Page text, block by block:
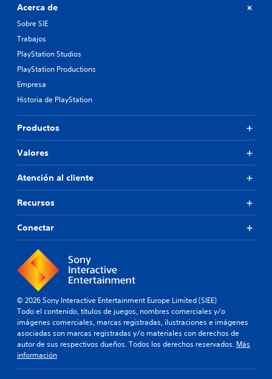
Acerca de
Sobre SIE
Trabajos
PlayStation Studios
PlayStation Productions
Empresa
Historia de PlayStation
Productos
Valores
Atención al cliente
Recursos
Conectar
© 2026 Sony Interactive Entertainment Europe Limited (SIEE)
Todo el contenido, títulos de juegos, nombres comerciales y/o
imágenes comerciales, marcas registradas, ilustraciones e imágenes
asociadas son marcas registradas y/o materiales con derechos de
autor de sus respectivos dueños. Todos los derechos reservados. Más
información